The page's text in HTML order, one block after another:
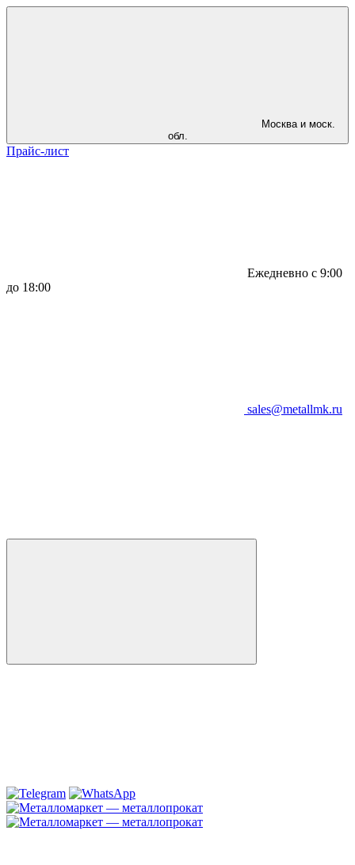
Москва и моск.
обл.
Прайс-лист
Ежедневно с 9:00
до 18:00
sales@metallmk.ru